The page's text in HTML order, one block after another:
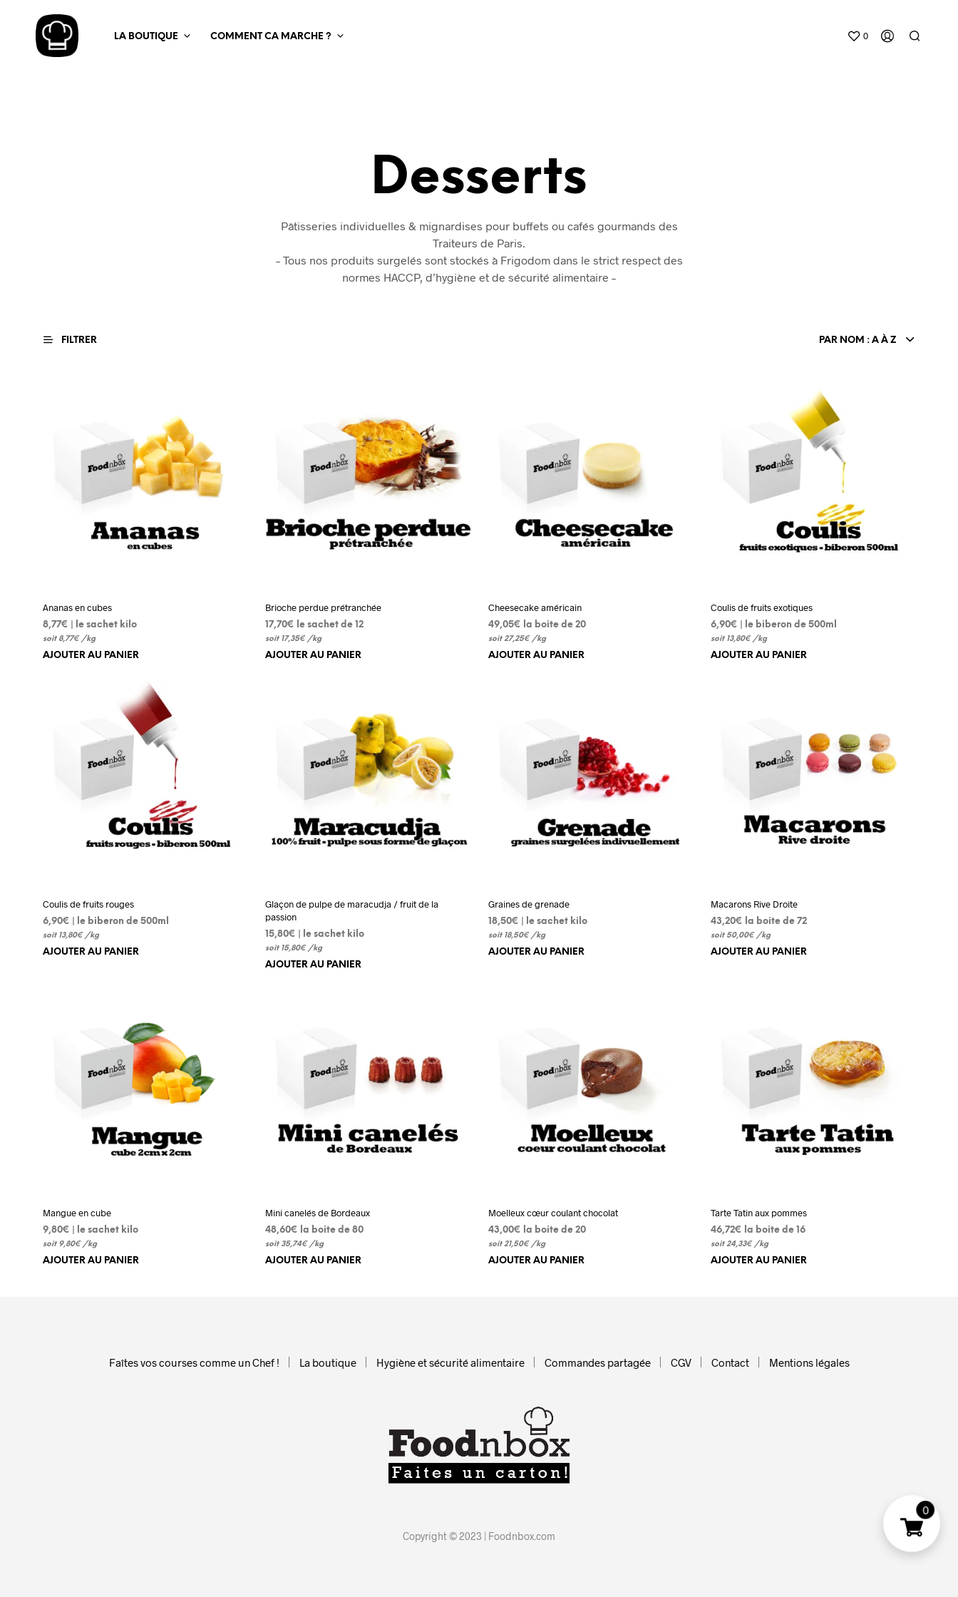
LA BOUTIQUE COMMENT CA MARCHE ? 0
Desserts
Pâtisseries individuelles & mignardises pour buffets ou cafés gourmands des
Traiteurs de Paris.
– Tous nos produits surgelés sont stockés à Frigodom dans le strict respect des
normes HACCP, d’hygiène et de sécurité alimentaire –
FILTRER PAR NOM : A À Z
Ananas en cubes
8,77€ | le sachet kilo
soit 8,77€ /kg
AJOUTER AU PANIER
Brioche perdue prétranchée
17,70€ le sachet de 12
soit 17,35€ /kg
AJOUTER AU PANIER
Cheesecake américain
49,05€ la boite de 20
soit 27,25€ /kg
AJOUTER AU PANIER
Coulis de fruits exotiques
6,90€ | le biberon de 500ml
soit 13,80€ /kg
AJOUTER AU PANIER
Coulis de fruits rouges
6,90€ | le biberon de 500ml
soit 13,80€ /kg
AJOUTER AU PANIER
Glaçon de pulpe de maracudja / fruit de la
passion
15,80€ | le sachet kilo
soit 15,80€ /kg
AJOUTER AU PANIER
Graines de grenade
18,50€ | le sachet kilo
soit 18,50€ /kg
AJOUTER AU PANIER
Macarons Rive Droite
43,20€ la boite de 72
soit 50,00€ /kg
AJOUTER AU PANIER
Mangue en cube
9,80€ | le sachet kilo
soit 9,80€ /kg
AJOUTER AU PANIER
Mini canelés de Bordeaux
48,60€ la boite de 80
soit 35,74€ /kg
AJOUTER AU PANIER
Moelleux cœur coulant chocolat
43,00€ la boite de 20
soit 21,50€ /kg
AJOUTER AU PANIER
Tarte Tatin aux pommes
46,72€ la boite de 16
soit 24,33€ /kg
AJOUTER AU PANIER
Faîtes vos courses comme un Chef ! La boutique Hygiène et sécurité alimentaire Commandes partagée CGV Contact Mentions légales
Copyright © 2023 | Foodnbox.com
0